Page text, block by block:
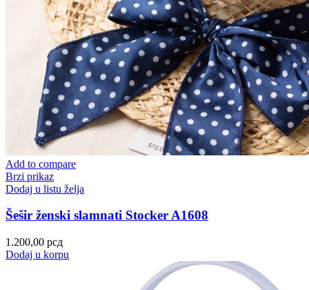
Add to compare
Brzi prikaz
Dodaj u listu želja
Šešir ženski slamnati Stocker A1608
1.200,00 рсд
Dodaj u korpu